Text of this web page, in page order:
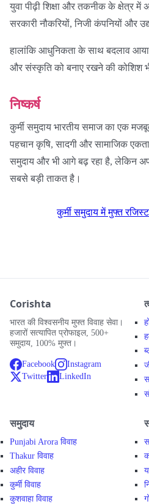
युवा पीढ़ी शिक्षा और तकनीक के क्षेत्र में
सरकारी नौकरियों, निजी कंपनियों और
हालांकि आधुनिकता के साथ बदलाव
और संस्कृति को बनाए रखने की कोशिश
निष्कर्ष
कुर्मी समुदाय भारतीय समाज का एक
पहचान कृषि, सादगी और सामाजिक
समुदाय और भी आगे बढ़ रहा है, लेकिन
सबसे बड़ी ताकत है।
कुर्मी समुदाय में मुफ्त
Corishta
भारत की विश्वसनीय मुफ्त विवाह सेवा।
हजारों सत्यापित प्रोफाइल, 500+
समुदाय, 100% मुफ्त।
Facebook
Instagram
Twitter
LinkedIn
समुदाय
Punjabi Arora विवाह
Thakur विवाह
अहीर विवाह
कुर्मी विवाह
कुशवाहा विवाह